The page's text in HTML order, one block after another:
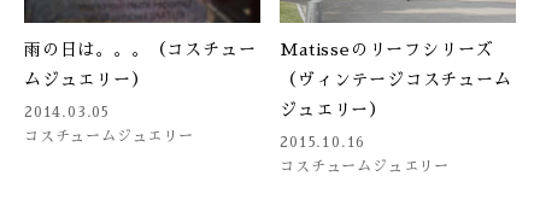
雨の日は。。。（コスチュー
ムジュエリー）
2014.03.05
コスチュームジュエリー
Matisseのリーフシリーズ
（ヴィンテージコスチューム
ジュエリー）
2015.10.16
コスチュームジュエリー